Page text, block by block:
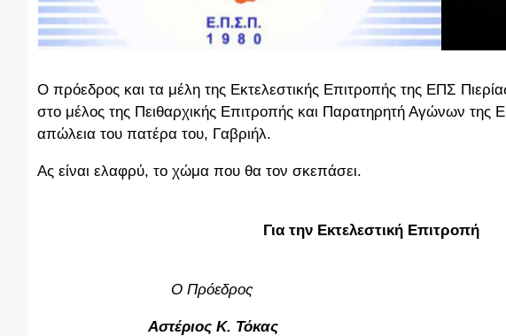
Ο πρόεδρος και τα μέλη της Εκτελεστικής Επιτροπής της ΕΠΣ
στο μέλος της Πειθαρχικής Επιτροπής και Παρατηρητή Αγώνων της
απώλεια του πατέρα του, Γαβριήλ.
Ας είναι ελαφρύ, το χώμα που θα τον σκεπάσει.
Για την Εκτελεστική Επιτροπή
Ο Πρόεδρος
Αστέριος Κ. Τόκας